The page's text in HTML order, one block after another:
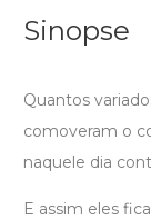
Sinopse
Quantos
comoveram o
naquele dia
E assim eles